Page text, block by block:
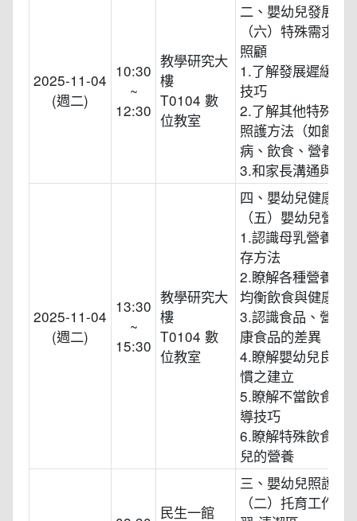
2025-11-04
(週二)
10:30
~
12:30
教學研究大
樓
T0104 數
位教室
二、嬰幼兒發展
（六）特殊需求嬰
照顧
1.了解發展遲緩兒
技巧
2.了解其他特殊嬰
照護方法（如餵藥
病、飲食、營養）
3.和家長溝通與合
2025-11-04
(週二)
13:30
~
15:30
教學研究大
樓
T0104 數
位教室
四、嬰幼兒健康照
（五）嬰幼兒營養
1.認識母乳營養成
存方法
2.瞭解各種營養素
均衡飲食與健康之
3.認識食品、營養
康食品的差異
4.瞭解嬰幼兒良好
慣之建立
5.瞭解不當飲食習
導技巧
6.瞭解特殊飲食需
兒的營養
民生一館
三、嬰幼兒照護技
（二）托育工作實